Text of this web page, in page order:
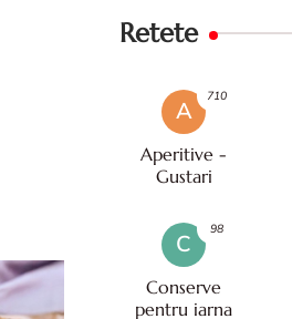
Retete
A
Aperitive -
Gustari
710
C
Conserve
pentru iarna
98